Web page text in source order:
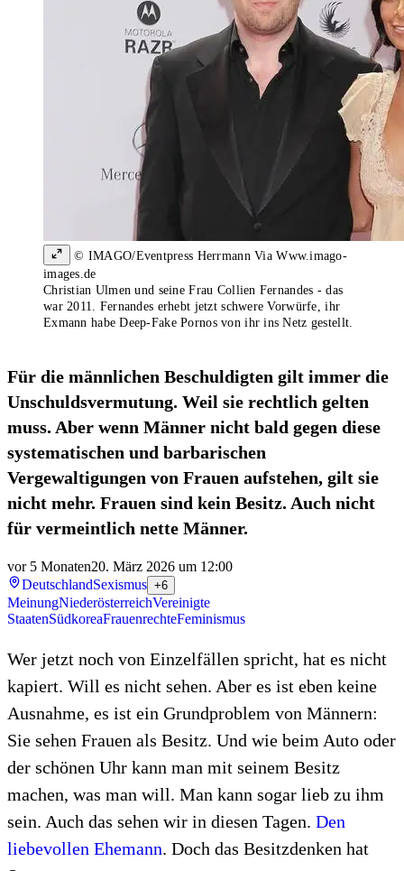
© IMAGO/Eventpress Herrmann Via Www.imago-
images.de
Christian Ulmen und seine Frau Collien Fernandes - das
war 2011. Fernandes erhebt jetzt schwere Vorwürfe, ihr
Exmann habe Deep-Fake Pornos von ihr ins Netz gestellt.
Für die männlichen Beschuldigten gilt immer die
Unschuldsvermutung. Weil sie rechtlich gelten
muss. Aber wenn Männer nicht bald gegen diese
systematischen und barbarischen
Vergewaltigungen von Frauen aufstehen, gilt sie
nicht mehr. Frauen sind kein Besitz. Auch nicht
für vermeintlich nette Männer.
vor 5 Monaten20. März 2026 um 12:00
DeutschlandSexismus +6
MeinungNiederösterreichVereinigte
StaatenSüdkoreaFrauenrechteFeminismus
Wer jetzt noch von Einzelfällen spricht, hat es nicht
kapiert. Will es nicht sehen. Aber es ist eben keine
Ausnahme, es ist ein Grundproblem von Männern:
Sie sehen Frauen als Besitz. Und wie beim Auto oder
der schönen Uhr kann man mit seinem Besitz
machen, was man will. Man kann sogar lieb zu ihm
sein. Auch das sehen wir in diesen Tagen. Den
liebevollen Ehemann. Doch das Besitzdenken hat